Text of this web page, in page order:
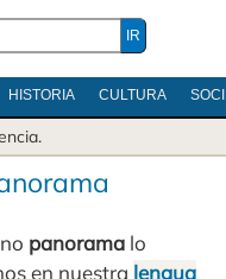
HISTORIA CULTURA
.
panorama lo
en nuestra lengua